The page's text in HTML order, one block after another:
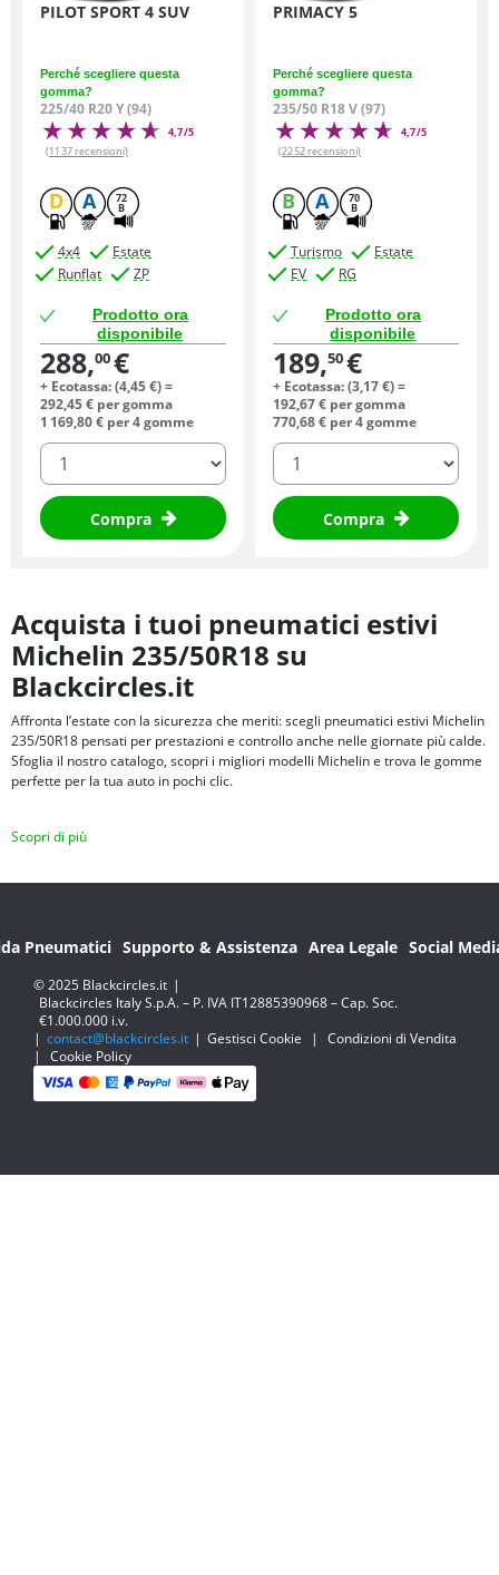
PILOT SPORT 4 SUV
Perché scegliere questa
gomma?
225/40 R20 Y (94)
4,7/5
(1137 recensioni)
D A 72
B
4x4
Estate
Runflat
ZP
Prodotto ora
disponibile
288,00€
+ Ecotassa: (4,45€) =
292,45€ per gomma
1 169,80€ per 4 gomme
quantità
Compra
PRIMACY 5
Perché scegliere questa
gomma?
235/50 R18 V (97)
4,7/5
(2252 recensioni)
B A 70
B
Turismo
Estate
EV
RG
Prodotto ora
disponibile
189,50€
+ Ecotassa: (3,17€) =
192,67€ per gomma
770,68€ per 4 gomme
quantità
Compra
Acquista i tuoi pneumatici estivi
Michelin 235/50R18 su
Blackcircles.it
Affronta l’estate con la sicurezza che meriti: scegli pneumatici estivi Michelin
235/50R18 pensati per prestazioni e controllo anche nelle giornate più calde.
Sfoglia il nostro catalogo, scopri i migliori modelli Michelin e trova le gomme
perfette per la tua auto in pochi clic.
Scopri di più
Pneumatici Supporto & Assistenza Area Legale Social
© 2025 Blackcircles.it |
Blackcircles Italy S.p.A. – P. IVA IT12885390968 – Cap. Soc.
€1.000.000 i.v.
| contact@blackcircles.it | Gestisci Cookie |
Condizioni di Vendita
|
Cookie Policy